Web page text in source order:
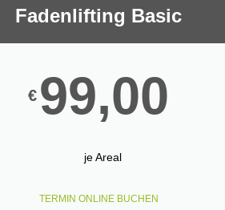
Fadenlifting Basic
€ 99,00
je Areal
TERMIN ONLINE BUCHEN